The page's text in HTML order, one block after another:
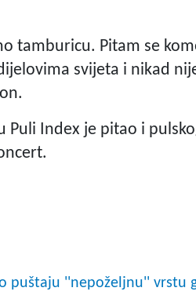
tamburicu. Pitam se
svijeta i nikad
Index je pitao i
puštaju ''nepoželjnu'' vrstu